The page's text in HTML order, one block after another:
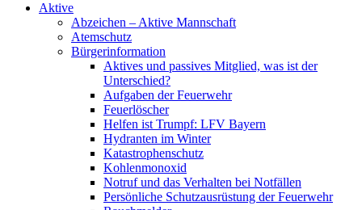
Aktive
Abzeichen – Aktive Mannschaft
Atemschutz
Bürgerinformation
Aktives und passives Mitglied, was ist der
Unterschied?
Aufgaben der Feuerwehr
Feuerlöscher
Helfen ist Trumpf: LFV Bayern
Hydranten im Winter
Katastrophenschutz
Kohlenmonoxid
Notruf und das Verhalten bei Notfällen
Persönliche Schutzausrüstung der Feuerwehr